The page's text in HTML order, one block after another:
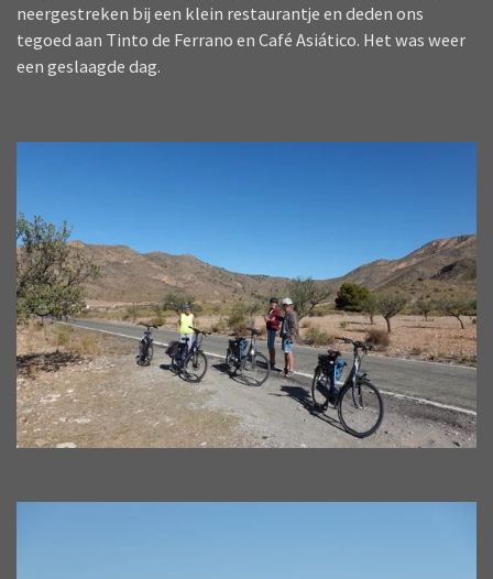
neergestreken bij een klein restaurantje en deden ons
tegoed aan Tinto de Ferrano en Café Asiático. Het was weer
een geslaagde dag.